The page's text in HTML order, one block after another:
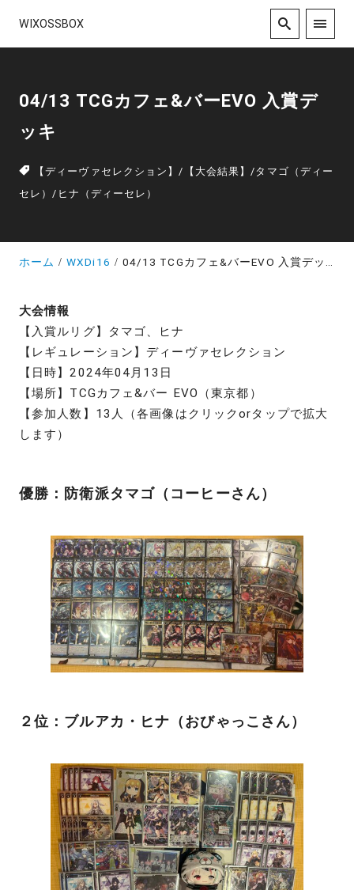
WIXOSSBOX
04/13 TCGカフェ&バーEVO 入賞デ
ッキ
【ディーヴァセレクション】/ 【大会結果】/タマゴ（ディー
セレ）/ ヒナ（ディーセレ）
ホーム WXDi16 04/13 TCGカフェ&バーEVO 入賞デッキ
大会情報
【入賞ルリグ】タマゴ、ヒナ
【レギュレーション】ディーヴァセレクション
【日時】2024年04月13日
【場所】TCGカフェ&バー EVO（東京都）
【参加人数】13人（各画像はクリックorタップで拡大
します）
優勝：防衛派タマゴ（コーヒーさん）
２位：ブルアカ・ヒナ（おびゃっこさん）